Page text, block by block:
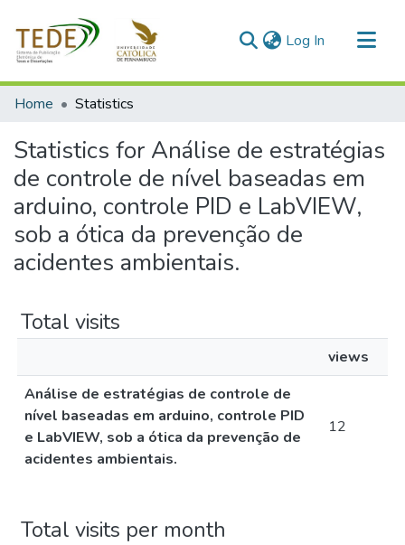
Log In (current)
Communities & Collections
Home Statistics
Statistics for Análise de estratégias
de controle de nível baseadas em
arduino, controle PID e LabVIEW,
sob a ótica da prevenção de
acidentes ambientais.
Total visits
views
Análise de estratégias de controle de
nível baseadas em arduino, controle PID
e LabVIEW, sob a ótica da prevenção de
acidentes ambientais.
12
Total visits per month